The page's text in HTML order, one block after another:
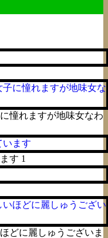
憧れますが地味女なわ
す 1
どに麗しゅうございま